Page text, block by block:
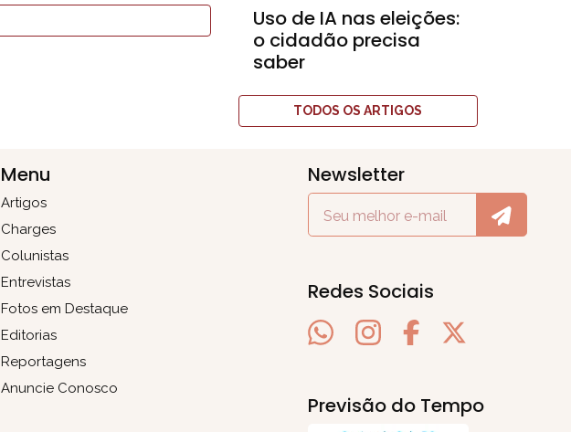
Uso de IA nas eleições:
o cidadão precisa
saber
TODOS OS ARTIGOS
Menu
Artigos
Charges
Colunistas
Entrevistas
Fotos em Destaque
Editorias
Reportagens
Anuncie Conosco
Newsletter
Redes Sociais
Previsão do Tempo